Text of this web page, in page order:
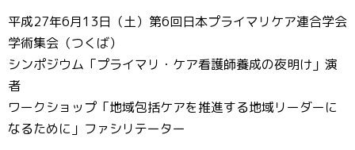
平成27年6月13日（土）第6回日本プライマリケア連合学会
学術集会（つくば）
シンポジウム「プライマリ・ケア看護師養成の夜明け」演
者
ワークショップ「地域包括ケアを推進する地域リーダーに
なるために」ファシリテーター